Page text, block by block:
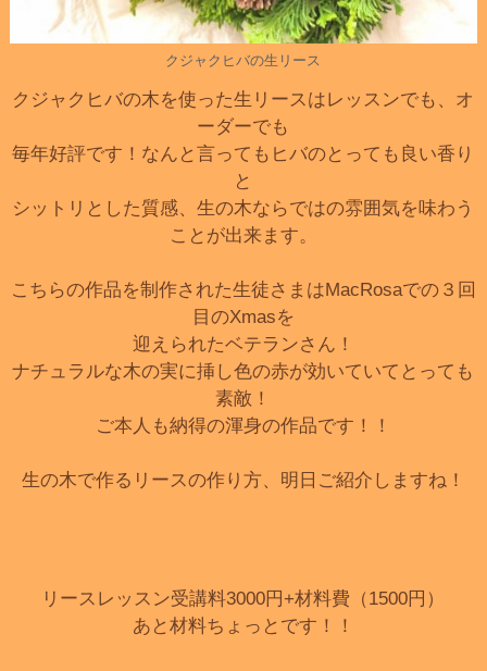
クジャクヒバの生リース
クジャクヒバの木を使った生リースはレッスンでも、オ
ーダーでも
毎年好評です！なんと言ってもヒバのとっても良い香り
と
シットリとした質感、生の木ならではの雰囲気を味わう
ことが出来ます。
こちらの作品を制作された生徒さまはMacRosaでの３回
目のXmasを
迎えられたベテランさん！
ナチュラルな木の実に挿し色の赤が効いていてとっても
素敵！
ご本人も納得の渾身の作品です！！
生の木で作るリースの作り方、明日ご紹介しますね！
リースレッスン受講料3000円+材料費（1500円）
あと材料ちょっとです！！